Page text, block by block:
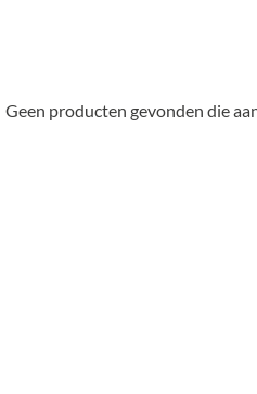
Geen producten gevonden die